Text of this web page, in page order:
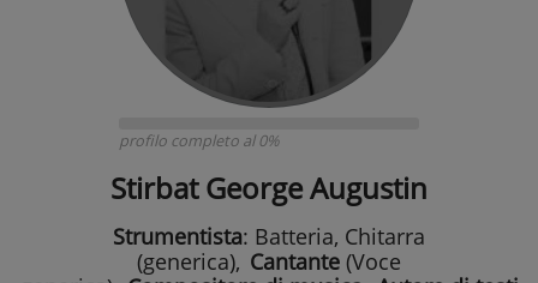
profilo completo al 0%
Stirbat George Augustin
Strumentista: Batteria, Chitarra
(generica), Cantante (Voce